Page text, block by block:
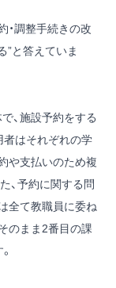
・調整手続きの改
”と答えていま
、施設予約をする
者はそれぞれの学
や支払いのため複
、予約に関する問
全て教職員に委ね
のまま2番目の課